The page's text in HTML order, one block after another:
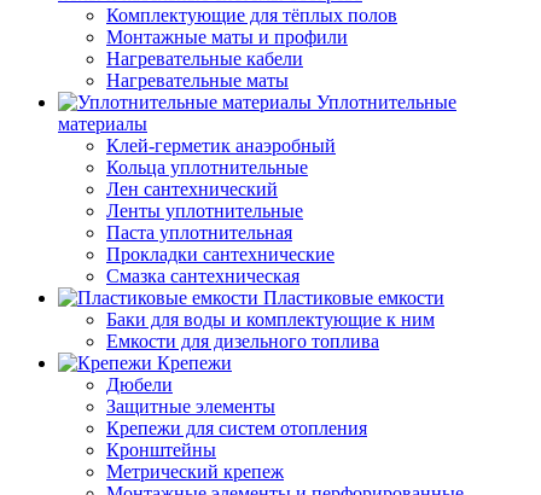
Комплектующие для тёплых полов
Монтажные маты и профили
Нагревательные кабели
Нагревательные маты
Уплотнительные
материалы
Клей-герметик анаэробный
Кольца уплотнительные
Лен сантехнический
Ленты уплотнительные
Паста уплотнительная
Прокладки сантехнические
Смазка сантехническая
Пластиковые емкости
Баки для воды и комплектующие к ним
Емкости для дизельного топлива
Крепежи
Дюбели
Защитные элементы
Крепежи для систем отопления
Кронштейны
Метрический крепеж